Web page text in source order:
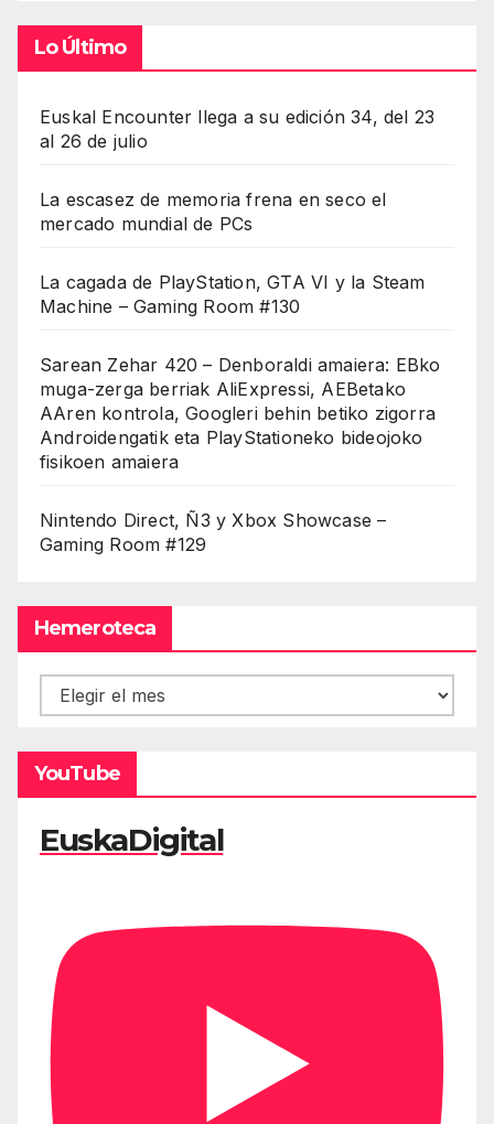
Lo Último
Euskal Encounter llega a su edición 34, del 23
al 26 de julio
La escasez de memoria frena en seco el
mercado mundial de PCs
La cagada de PlayStation, GTA VI y la Steam
Machine – Gaming Room #130
Sarean Zehar 420 – Denboraldi amaiera: EBko
muga-zerga berriak AliExpressi, AEBetako
AAren kontrola, Googleri behin betiko zigorra
Androidengatik eta PlayStationeko bideojoko
fisikoen amaiera
Nintendo Direct, Ñ3 y Xbox Showcase –
Gaming Room #129
Hemeroteca
Hemeroteca
YouTube
EuskaDigital